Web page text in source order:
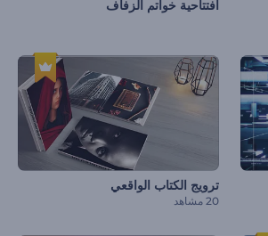
افتتاحية خواتم الزفاف
ترويج الكتاب الواقعي
20 مشاهد